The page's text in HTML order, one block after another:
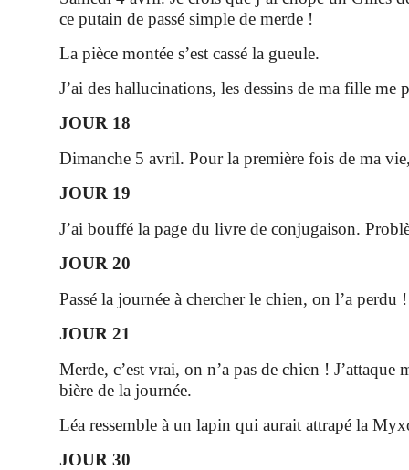
ce putain de passé simple de merde !
La pièce montée s’est cassé la gueule.
J’ai des hallucinations, les dessins de ma fille me
JOUR 18
Dimanche 5 avril. Pour la première fois de ma
JOUR 19
J’ai bouffé la page du livre de conjugaison.
JOUR 20
Passé la journée à chercher le chien, on l’a perdu !
JOUR 21
Merde, c’est vrai, on n’a pas de chien ! J’attaque
bière de la journée.
Léa ressemble à un lapin qui aurait attrapé la
JOUR 30